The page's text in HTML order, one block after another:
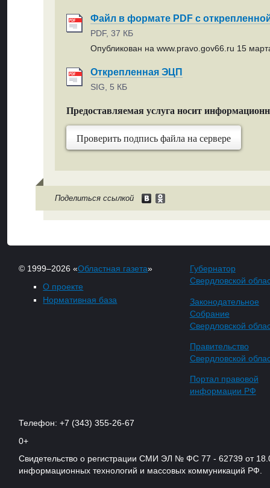
Файл в формате PDF с
PDF, 37 КБ
Опубликован на www.pravo.gov66.ru 15
Открепленная ЭЦП
SIG, 5 КБ
Предоставляемая услуга носит
Проверить подпись файла на сервере
Поделиться ссылкой
© 1999–2026 «Областная газета»
О проекте
Нормативная база
Губернатор
Свердловской
Законодательное
Собрание
Свердловской
Правительство
Свердловской
Портал правовой
информации РФ
Телефон: +7 (343) 355-26-67
0+
Свидетельство о регистрации СМИ ЭЛ № ФС 77 - 62739 от
информационных технологий и массовых коммуникаций РФ.